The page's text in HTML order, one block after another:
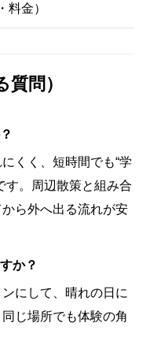
料金）
問）
くく、短時間でも“学
す。周辺散策と組み合
ら外へ出る流れが安
か？
にして、晴れの日に
じ場所でも体験の角